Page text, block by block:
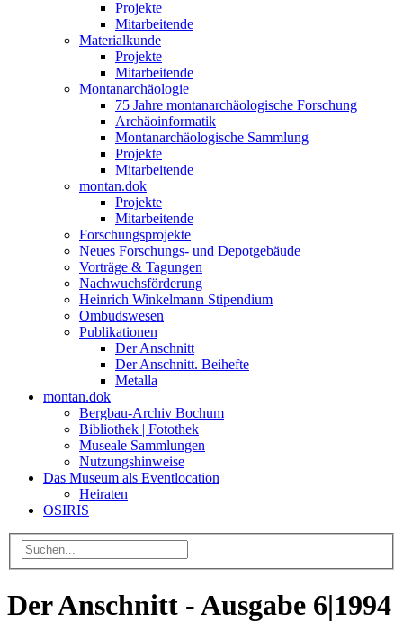
Projekte
Mitarbeitende
Materialkunde
Projekte
Mitarbeitende
Montanarchäologie
75 Jahre montanarchäologische Forschung
Archäoinformatik
Montanarchäologische Sammlung
Projekte
Mitarbeitende
montan.dok
Projekte
Mitarbeitende
Forschungsprojekte
Neues Forschungs- und Depotgebäude
Vorträge & Tagungen
Nachwuchsförderung
Heinrich Winkelmann Stipendium
Ombudswesen
Publikationen
Der Anschnitt
Der Anschnitt. Beihefte
Metalla
montan.dok
Bergbau-Archiv Bochum
Bibliothek | Fotothek
Museale Sammlungen
Nutzungshinweise
Das Museum als Eventlocation
Heiraten
OSIRIS
Der Anschnitt - Ausgabe 6|1994